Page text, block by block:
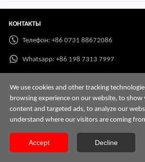
КОНТАКТЫ
Телефон: +86 0731 88672086
Whatsapp: +86 198 7313 7997
We use cookies and other tracking
browsing experience on our website, to show
content and targeted ads, to analyze our
understand where our visitors are coming
Accept Decline